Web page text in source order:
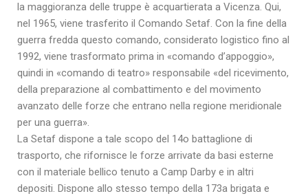
la maggioranza delle truppe è acquartierata a Vicenza. Qui,
nel 1965, viene trasferito il Comando Setaf. Con la fine della
guerra fredda questo comando, considerato logistico fino al
1992, viene trasformato prima in «comando d’appoggio»,
quindi in «comando di teatro» responsabile «del ricevimento,
della preparazione al combattimento e del movimento
avanzato delle forze che entrano nella regione meridionale
per una guerra».
La Setaf dispone a tale scopo del 14o battaglione di
trasporto, che rifornisce le forze arrivate da basi esterne
con il materiale bellico tenuto a Camp Darby e in altri
depositi. Dispone allo stesso tempo della 173a brigata e